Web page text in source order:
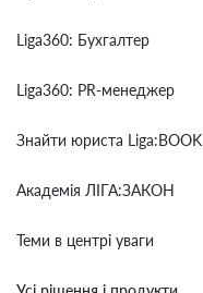
Liga360: Бухгалтер
Liga360: PR-менеджер
Знайти юриста Liga:BOOK
Академія ЛІГА:ЗАКОН
Теми в центрі уваги